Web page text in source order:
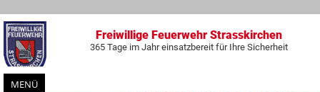
Freiwillige Feuerwehr Strasskirchen
365 Tage im Jahr einsatzbereit für Ihre Sicherheit
MENÜ